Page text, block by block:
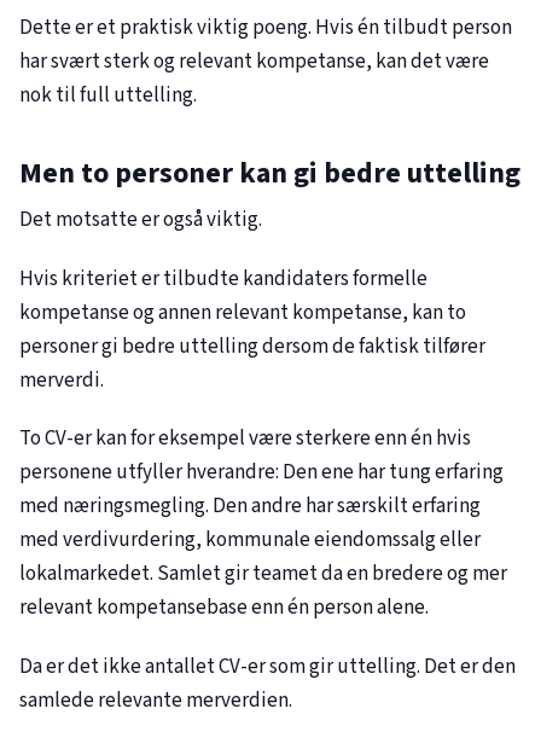
Dette er et praktisk viktig poeng. Hvis én tilbudt person
har svært sterk og relevant kompetanse, kan det være
nok til full uttelling.
Men to personer kan gi bedre uttelling
Det motsatte er også viktig.
Hvis kriteriet er tilbudte kandidaters formelle
kompetanse og annen relevant kompetanse, kan to
personer gi bedre uttelling dersom de faktisk tilfører
merverdi.
To CV-er kan for eksempel være sterkere enn én hvis
personene utfyller hverandre: Den ene har tung erfaring
med næringsmegling. Den andre har særskilt erfaring
med verdivurdering, kommunale eiendomssalg eller
lokalmarkedet. Samlet gir teamet da en bredere og mer
relevant kompetansebase enn én person alene.
Da er det ikke antallet CV-er som gir uttelling. Det er den
samlede relevante merverdien.